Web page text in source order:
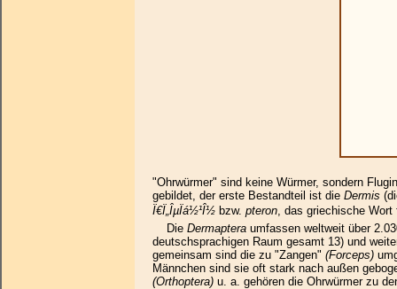
"Ohrwürmer" sind keine Würmer, sondern
gebildet, der erste Bestandteil ist die Dermis
Ï€Ï„ÎµÏá½¹Î½ bzw. pteron , das griechische
Die Dermaptera umfassen weltweit über
deutschsprachigen Raum gesamt 13) und
gemeinsam sind die zu "Zangen" (Forceps)
Männchen sind sie oft stark nach außen
(Orthoptera) u. a. gehören die Ohrwürmer zu